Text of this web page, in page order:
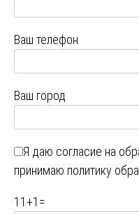
Ваш телефон
Ваш город
Я даю согласие на
принимаю политику
11 +1 =